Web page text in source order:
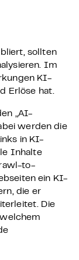
sollten
Im
KI-
Erlöse hat.
„AI-
werden die
in KI-
Inhalte
to-
ein KI-
die er
Die